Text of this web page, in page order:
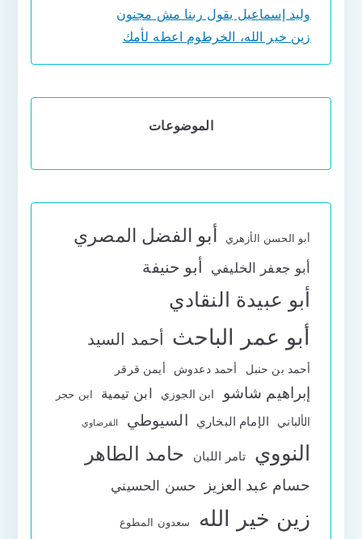
وليد إسماعيل يقول ربنا مش مجنون
زين خير الله، الخرطوم اعطه لأمك
الموضوعات
أبو الحسن الأزهري أبو الفضل المصري
أبو جعفر الخليفي أبو حنيفة
أبو عبيدة النقادي
أبو عمر الباحث أحمد السيد
أحمد بن حنبل أحمد دعدوش أيمن قرقر
إبراهيم شاشو ابن الجوزي ابن تيمية ابن حجر
الألباني الإمام البخاري السيوطي القرضاوي
النووي تامر اللبان حامد الطاهر
حسام عبد العزيز حسن الحسيني
زين خير الله سعدون المطوع